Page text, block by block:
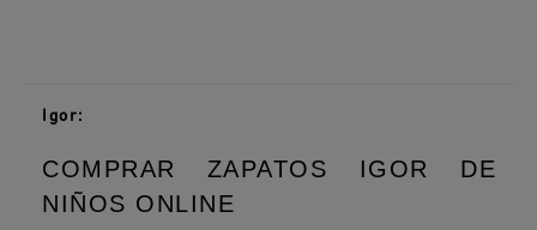
Igor:
COMPRAR ZAPATOS IGOR DE
NIÑOS ONLINE